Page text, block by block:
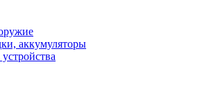
аккумуляторы